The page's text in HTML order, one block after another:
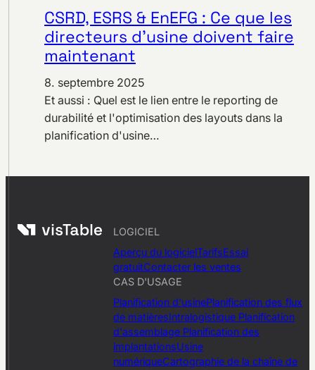
CSRD, ESRS & EnEFG : Ce que les
directeurs d’usine doivent faire
maintenant
8. septembre 2025
Et aussi : Quel est le lien entre le reporting de
durabilité et l'optimisation des layouts dans la
planification d'usine…
LOGICIEL
Aperçu du logicielTarifsEssai
gratuitContacter les ventes
CAS D'USAGE
Planification d'usinePlanification des flux
de matièresIntralogistique Planification
d'assemblage Planification des
implantationsUsine
numériqueCartographie de la chaîne de